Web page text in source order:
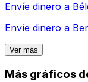
Envíe dinero a
Envíe dinero a
Ver más
Más gráficos